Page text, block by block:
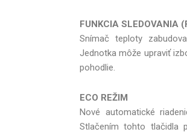
FUNKCIA SLEDOVANIA
Snímač teploty
Jednotka môže upraviť
pohodlie.
ECO REŽIM
Nové automatické
Stlačením tohto tlačidla